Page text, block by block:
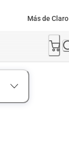
Más de Claro